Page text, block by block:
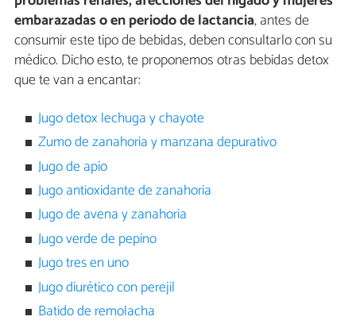
embarazadas o en periodo de lactancia, antes de
consumir este tipo de bebidas, deben consultarlo con su
médico. Dicho esto, te proponemos otras bebidas detox
que te van a encantar:
Jugo detox lechuga y chayote
Zumo de zanahoria y manzana depurativo
Jugo de apio
Jugo antioxidante de zanahoria
Jugo de avena y zanahoria
Jugo verde de pepino
Jugo tres en uno
Jugo diurético con perejil
Batido de remolacha